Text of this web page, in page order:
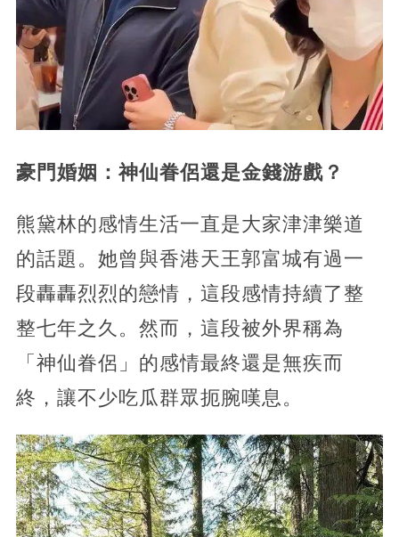
豪門婚姻：神仙眷侶還是金錢游戲？
熊黛林的感情生活一直是大家津津樂道
的話題。她曾與香港天王郭富城有過一
段轟轟烈烈的戀情，這段感情持續了整
整七年之久。然而，這段被外界稱為
「神仙眷侶」的感情最終還是無疾而
終， 讓不少吃瓜群眾扼腕嘆息。